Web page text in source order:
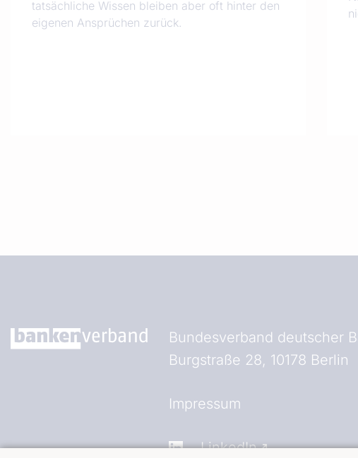
tatsächliche Wissen bleiben aber oft hinter den
eigenen Ansprüchen zurück.
Bundesverband deutscher
Burgstraße 28, 10178 Berlin
Fußzeile (Bankenverband)
Impressum
LinkedIn